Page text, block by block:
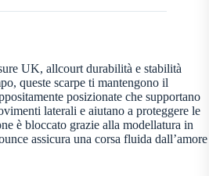
UK, allcourt durabilità e stabilità
queste scarpe ti mantengono il
posizionate che supportano
laterali e aiutano a proteggere le
è bloccato grazie alla modellatura in
assicura una corsa fluida dall’amore